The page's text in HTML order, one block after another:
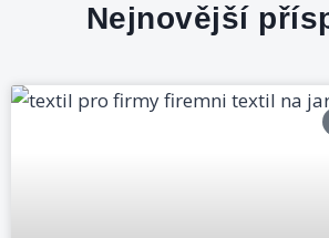
Nejnovější